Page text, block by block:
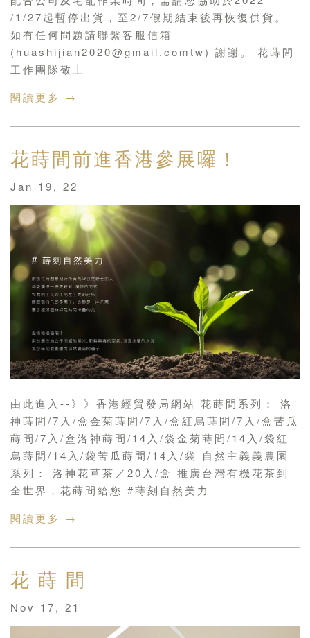
/1/27起暫停出貨，至2/7假期結束後再恢復供貨。
如有任何問題請聯繫客服信箱
(huashijian2020@gmail.comtw) 謝謝。 花蒔間
工作團隊敬上
閱讀更多 →
花蒔間前進香港參展囉！
Jan 19, 22
由此進入--》》香港經貿發局網站 花蒔間系列： 洛
神蒔間/7入/盒金菊蒔間/7入/盒紅烏蒔間/7入/盒苦瓜
蒔間/7入/盒洛神蒔間/14入/袋金菊蒔間/14入/袋紅
烏蒔間/14入/袋苦瓜蒔間/14入/袋 自然主義義農園
系列： 洛神花草茶／20入/盒 推廣台灣有機花茶到
全世界，花蒔間給您 #蒔刻自然美力
閱讀更多 →
花 蒔 間
Nov 17, 21